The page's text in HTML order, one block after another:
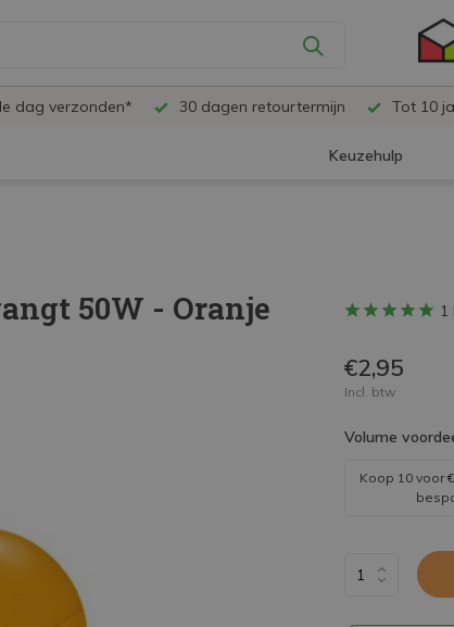
dag verzonden* 30 dagen retourtermijn Tot 10
Keuzehulp
50W - Oranje
1
€2,95
Incl. btw
Volume
Koop 10 voor